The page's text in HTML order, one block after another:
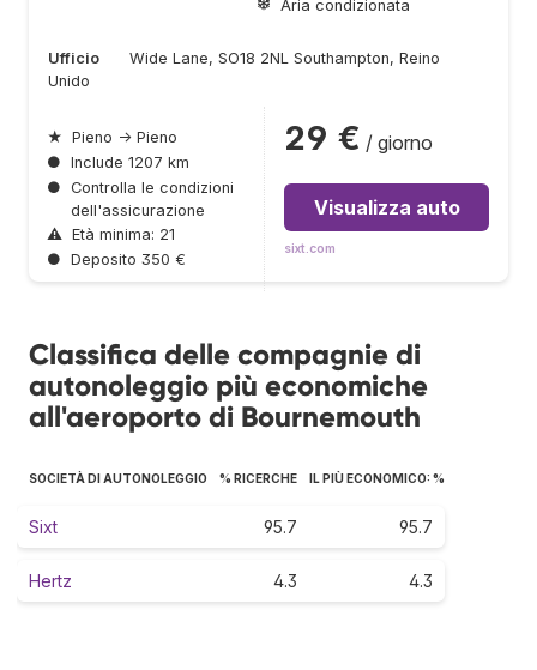
Aria condizionata
Ufficio
Wide Lane, SO18 2NL Southampton, Reino
Unido
★ Pieno → Pieno
● Include 1207 km
● Controlla le condizioni
dell'assicurazione
⚠ Età minima: 21
● Deposito 350 €
29 € / giorno
Visualizza auto
sixt.com
Classifica delle compagnie di
autonoleggio più economiche
all'aeroporto di Bournemouth
SOCIETÀ DI AUTONOLEGGIO % RICERCHE IL PIÙ ECONOMICO: %
Sixt 95.7 95.7
Hertz 4.3 4.3